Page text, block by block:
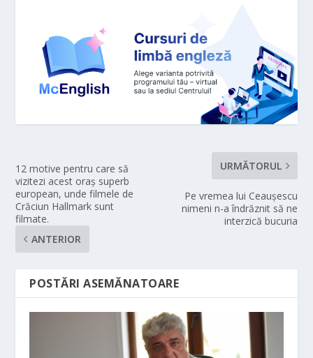
12 motive pentru care să
vizitezi acest oraș superb
european, unde filmele de
Crăciun Hallmark sunt
filmate.
ANTERIOR
URMĂTORUL
Pe vremea lui Ceaușescu
nimeni n-a îndrăznit să ne
interzică bucuria
POSTĂRI ASEMĂNATOARE